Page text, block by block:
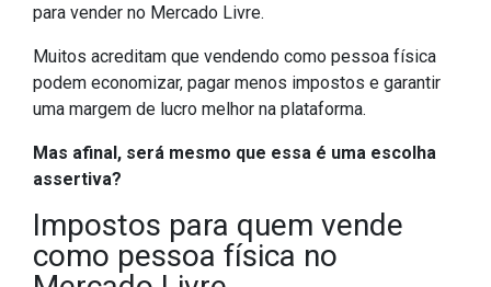
para vender no Mercado Livre.
Muitos acreditam que vendendo como pessoa física
podem economizar, pagar menos impostos e garantir
uma margem de lucro melhor na plataforma.
Mas afinal, será mesmo que essa é uma escolha
assertiva?
Impostos para quem vende
como pessoa física no